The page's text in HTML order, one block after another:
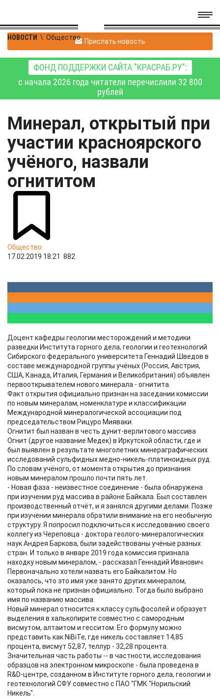
НОВОСТИ \ Общество Прислать новость
ФОНД ПОДДЕРЖКИ САЙТА "КРАСРАБ.РУ":
с начала 2026 года читатели перечислили 32 800
рублей
Минерал, открытый при
участии красноярского
учёного, назвали
огнититом
Общество
17.02.2019 18:21 882
Доцент кафедры геологии месторождений и методики
разведки Института горного дела, геологии и геотехнологий
Сибирского федерального университета Геннадий Шведов в
составе международной группы учёных (Россия, Австрия,
США, Канада, Италия, Германия и Великобритания) объявлен
первооткрывателем нового минерала - огнитита.
Факт открытия официально признан на заседании комиссии
по новым минералам, номенклатуре и классификации
Международной минералогической ассоциации под
председательством Рицуро Мияваки.
Огнитит был назван в честь дунит-верлитового массива
Огнит (другое название Медек) в Иркутской области, где и
был выявлен в результате многолетних минераграфических
исследований сульфидных медно-никель-платиноидных руд.
По словам учёного, от момента открытия до признания
новым минералом прошло почти пять лет.
- Новая фаза - неизвестное соединение - была обнаружена
при изучении руд массива в районе Байкала. Был составлен
производственный отчёт, и я занялся другими делами. Позже
при изучении минерала обратили внимание на его необычную
структуру. Я попросил подключиться к исследованию своего
коллегу из Череповца - доктора геолого-минералогических
наук Андрея Баркова, были задействованы учёные разных
стран. И только в январе 2019 года комиссия признала
находку новым минералом, - рассказал Геннадий Иванович.
Первоначально хотели назвать его Байкалитом. Но
оказалось, что это имя уже занято других минералом,
который пока не признан официально. Тогда было выбрано
имя по названию массива.
Новый минерал относится к классу сульфосолей и образует
выделения в халькопирите совместно с самородным
висмутом, алтаитом и гесситом. Его формулу можно
представить как NiBiTe, где никель составляет 14,85
процента, висмут 52,87, теллур - 32,28 процента.
Значительная часть работы -- в частности, исследования
образцов на электронном микроскопе - была проведена в
R&D-центре, созданном в Институте горного дела, геологии и
геотехнологий СФУ совместно с ПАО "ГМК "Норильский
Никель".